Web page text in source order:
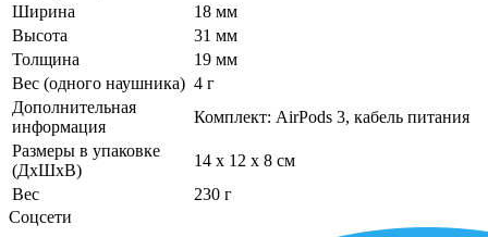
Ширина
18 мм
Высота
31 мм
Толщина
19 мм
Вес (одного наушника) 4 г
Дополнительная
информация
Комплект: AirPods 3, кабель питания
Размеры в упаковке
(ДхШхВ)
14 x 12 x 8 см
Вес
230 г
Соцсети